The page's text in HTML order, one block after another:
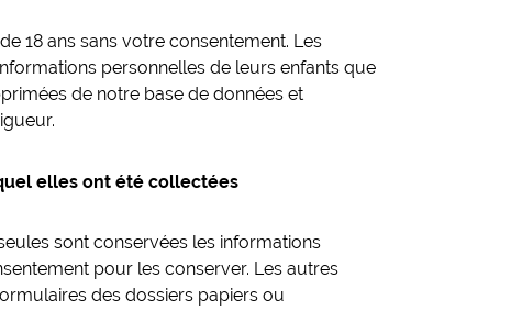
18 ans sans votre consentement. Les
personnelles de leurs enfants que
de notre base de données et
elles ont été collectées
sont conservées les informations
pour les conserver. Les autres
des dossiers papiers ou